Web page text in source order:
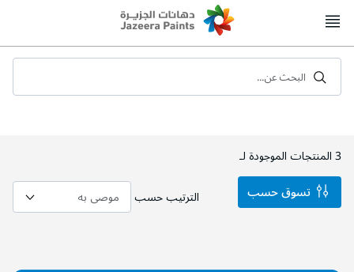
to
البحث عن...
3المنتجات الموجودة لـ
الترتيب حسب
تسوق حسب